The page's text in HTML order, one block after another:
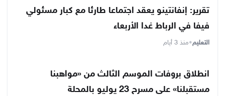
تقرير: إنفانتينو يعقد اجتماعا طارئا مع كبار مسئولي
فيفا في الرباط غدا الأربعاء
التعليم•منذ 3 أيام
انطلاق بروفات الموسم الثالث من «مواهبنا
مستقبلنا» على مسرح 23 يوليو بالمحلة